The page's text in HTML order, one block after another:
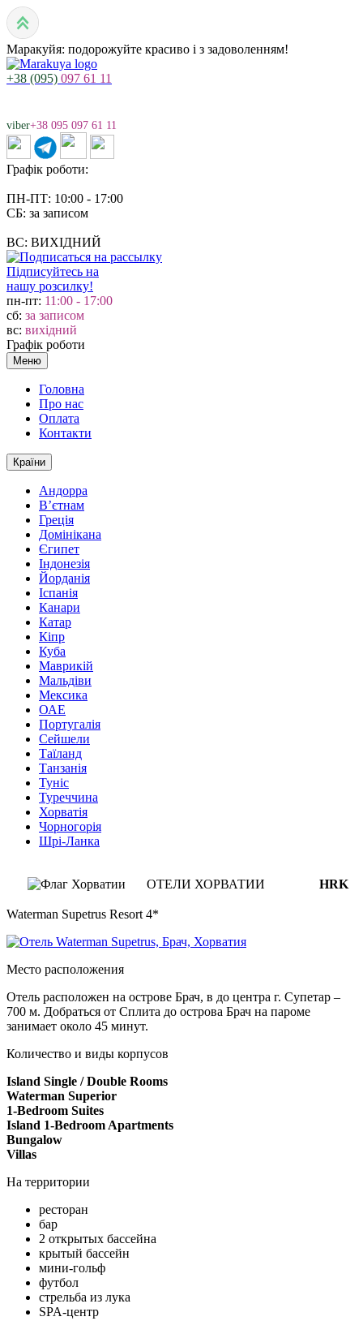
Маракуйя: подорожуйте красиво і з задоволенням!
+38 (095) 097 61 11
viber+38 095 097 61 11
Графік роботи:
ПН-ПТ: 10:00 - 17:00
СБ: за записом
ВС: ВИХІДНИЙ
Підписуйтесь на
нашу розсилку!
пн-пт: 11:00 - 17:00
сб: за записом
вс: вихідний
Графік роботи
Меню
Головна
Про нас
Оплата
Контакти
Країни
Андорра
В’єтнам
Греція
Домінікана
Єгипет
Індонезія
Йорданія
Іспанія
Канари
Катар
Кіпр
Куба
Маврикій
Мальдіви
Мексика
ОАЕ
Португалія
Сейшели
Таїланд
Танзанія
Туніс
Туреччина
Хорватія
Чорногорія
Шрі-Ланка
ОТЕЛИ ХОРВАТИИ HRK
Waterman Supetrus Resort 4*
Место расположения
Отель расположен на острове Брач, в до центра г. Супетар –
700 м. Добраться от Сплита до острова Брач на пароме
занимает около 45 минут.
Количество и виды корпусов
Island Single / Double Rooms
Waterman Superior
1-Bedroom Suites
Island 1-Bedroom Apartments
Bungalow
Villas
На территории
ресторан
бар
2 открытых бассейна
крытый бассейн
мини-гольф
футбол
стрельба из лука
SPA-центр